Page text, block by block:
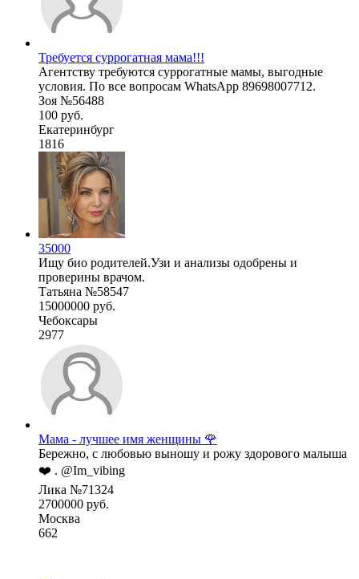
Требуется суррогатная мама!!!
Агентству требуются суррогатные мамы, выгодные
условия. По все вопросам WhatsApp 89698007712.
Зоя №56488
100 руб.
Екатеринбург
1816
35000
Ищу био родителей.Узи и анализы одобрены и
проверины врачом.
Татьяна №58547
15000000 руб.
Чебоксары
2977
Мама - лучшее имя женщины 🌹
Бережно, с любовью выношу и рожу здорового малыша
❤️ . @Im_vibing
Лика №71324
2700000 руб.
Москва
662